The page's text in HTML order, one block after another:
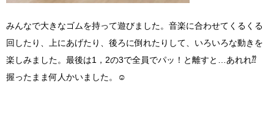
みんなで大きなゴムを持って遊びました。音楽に合わせてくるくる
回したり、上にあげたり、後ろに倒れたりして、いろいろな動きを
楽しみました。最後は1，2の3で全員でパッ！と離すと…あれれ⁇
握ったまま何人かいました。☺